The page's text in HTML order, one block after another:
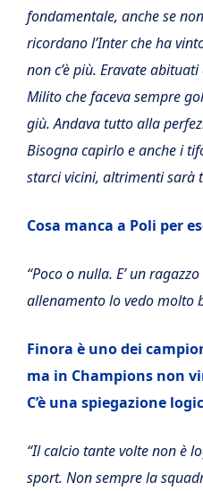
fondamentale, anche se
ricordano l’Inter che ha
non c’è più. Eravate
Milito che faceva sempre
giù. Andava tutto alla
Bisogna capirlo e anche i
starci vicini, altrimenti sarà
Cosa manca a Poli per
“Poco o nulla. E’ un
allenamento lo vedo molto
Finora è uno dei
ma in Champions non
C’è una spiegazione
“Il calcio tante volte non è
sport. Non sempre la